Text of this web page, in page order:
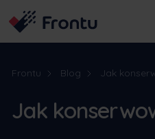
Frontu Blog Jak
Jak